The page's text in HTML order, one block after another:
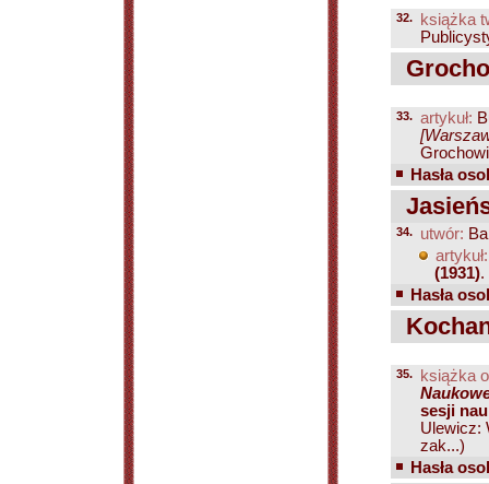
32.
książka
33. artykuł:
Hasła
34. utwór:
artykuł:
(1931).
Hasła
35.
książka
sesji
Ulewicz:
zak...)
Hasła